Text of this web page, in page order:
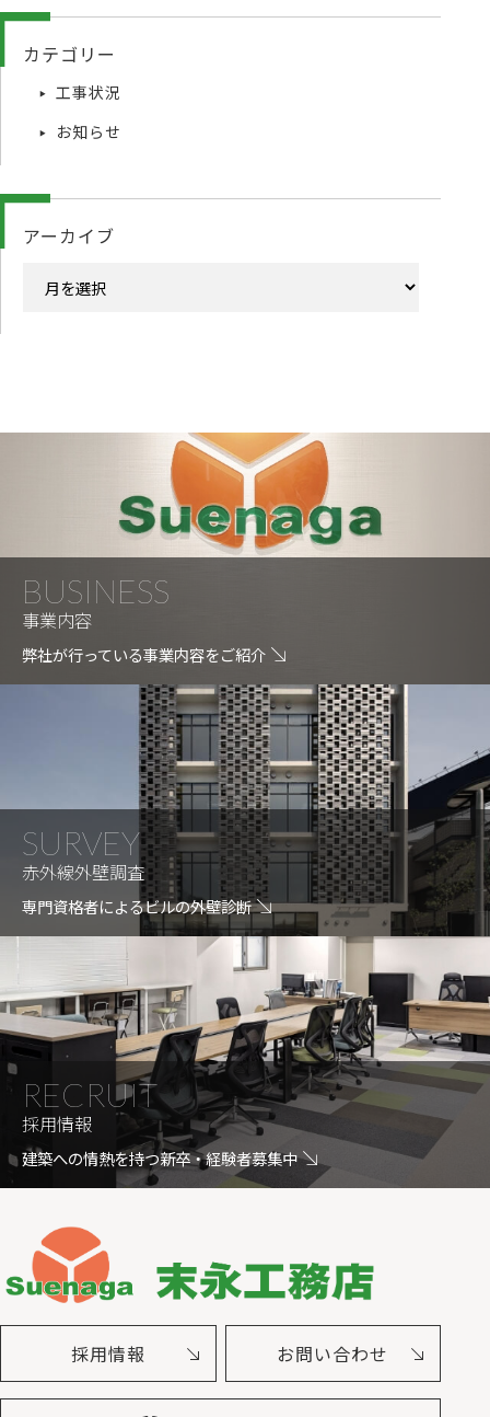
カテゴリー
工事状況
お知らせ
アーカイブ
BUSINESS
事業内容
弊社が行っている事業内容をご紹介
SURVEY
赤外線外壁調査
専門資格者によるビルの外壁診断
RECRUIT
採用情報
建築への情熱を持つ新卒・経験者募集中
採用情報 お問い合わせ